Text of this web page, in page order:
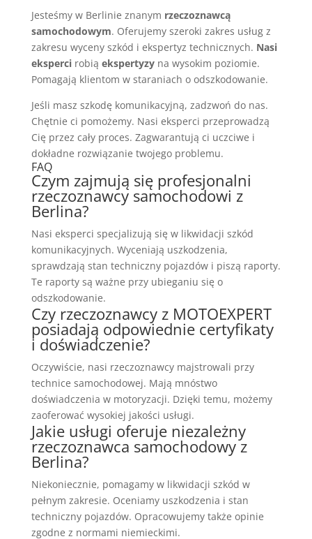
Jesteśmy w Berlinie znanym rzeczoznawcą
samochodowym. Oferujemy szeroki zakres usług z
zakresu wyceny szkód i ekspertyz technicznych. Nasi
ekspercirobią ekspertyzyna wysokim poziomie.
Pomagają klientom w staraniach o odszkodowanie.
Jeśli masz szkodę komunikacyjną, zadzwoń do nas.
Chętnie ci pomożemy. Nasi eksperci przeprowadzą
Cię przez cały proces. Zagwarantują ci uczciwe i
dokładne rozwiązanie twojego problemu.
FAQ
Czym zajmują się profesjonalni
rzeczoznawcy samochodowi z
Berlina?
Nasi eksperci specjalizują się w likwidacji szkód
komunikacyjnych. Wyceniają uszkodzenia,
sprawdzają stan techniczny pojazdów i piszą raporty.
Te raporty są ważne przy ubieganiu się o
odszkodowanie.
Czy rzeczoznawcy z MOTOEXPERT
posiadają odpowiednie certyfikaty
i doświadczenie?
Oczywiście, nasi rzeczoznawcy majstrowali przy
technice samochodowej. Mają mnóstwo
doświadczenia w motoryzacji. Dzięki temu, możemy
zaoferować wysokiej jakości usługi.
Jakie usługi oferuje niezależny
rzeczoznawca samochodowy z
Berlina?
Niekoniecznie, pomagamy w likwidacji szkód w
pełnym zakresie. Oceniamy uszkodzenia i stan
techniczny pojazdów. Opracowujemy także opinie
zgodne z normami niemieckimi.